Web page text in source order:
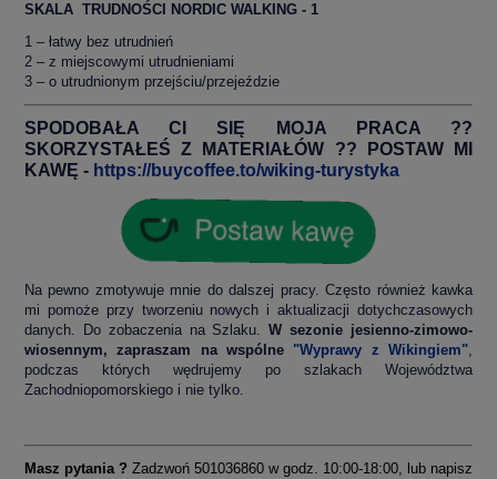
SKALA TRUDNOŚCI NORDIC WALKING - 1
1 – łatwy bez utrudnień
2 – z miejscowymi utrudnieniami
3 – o utrudnionym przejściu/przejeździe
SPODOBAŁA CI SIĘ MOJA PRACA ??
SKORZYSTAŁEŚ Z MATERIAŁÓW ?? POSTAW MI
KAWĘ - https://buycoffee.to/wiking-turystyka
Na pewno zmotywuje mnie do dalszej pracy. Często również kawka
mi pomoże przy tworzeniu nowych i aktualizacji dotychczasowych
danych. Do zobaczenia na Szlaku.W sezonie jesienno-zimowo-
wiosennym, zapraszam na wspólne "Wyprawy z Wikingiem",
podczas których wędrujemy po szlakach Województwa
Zachodniopomorskiego i nie tylko.
Masz pytania ? Zadzwoń 501036860 w godz. 10:00-18:00, lub napisz